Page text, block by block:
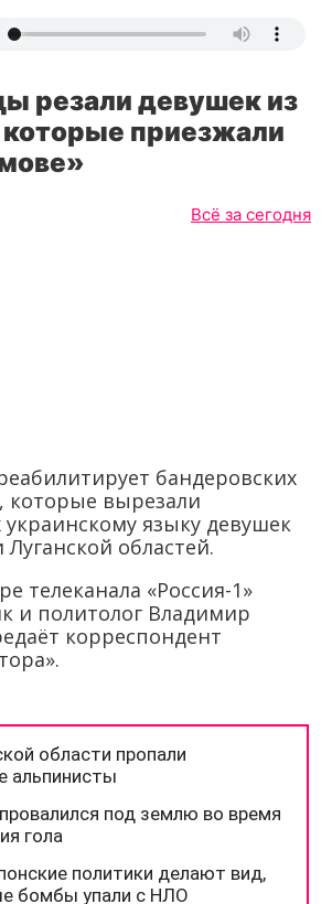
резали девушек из
приезжали
Всё за сегодня
бандеровских
которые вырезали
языку девушек
областей.
телеканала «Россия-1»
и политолог Владимир
корреспондент